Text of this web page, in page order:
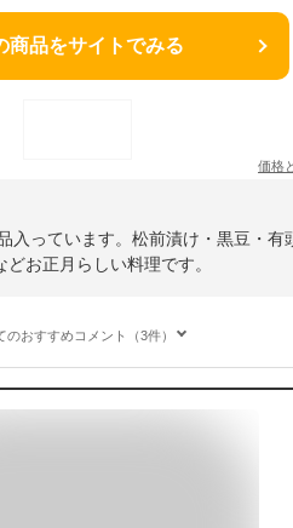
商品をサイトでみる
価格
入っています。松前漬け・黒豆・有
お正月らしい料理です。
のおすすめコメント（3件）